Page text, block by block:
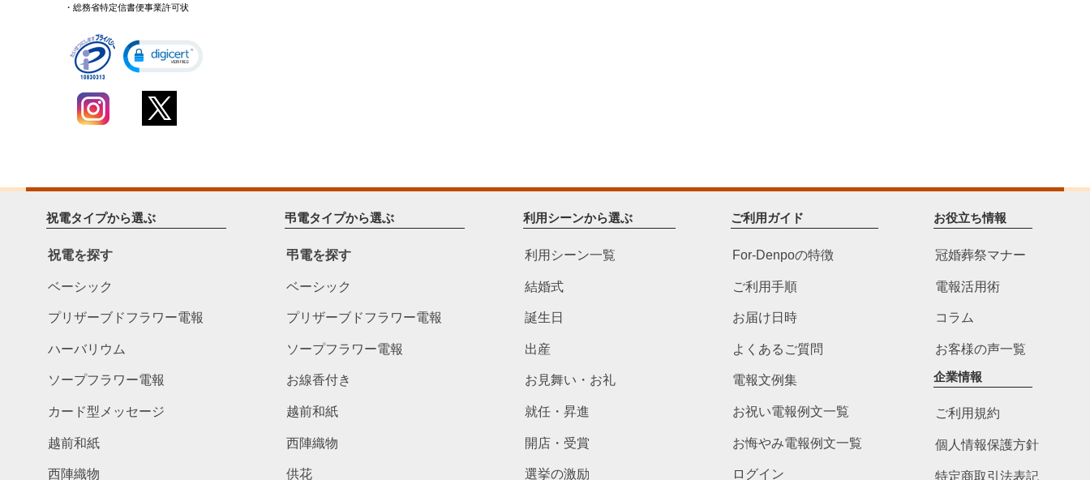
・総務省特定信書便事業許可状
祝電タイプから選ぶ
祝電を探す
ベーシック
プリザーブドフラワー電報
ハーバリウム
ソープフラワー電報
カード型メッセージ
越前和紙
西陣織物
弔電タイプから選ぶ
弔電を探す
ベーシック
プリザーブドフラワー電報
ソープフラワー電報
お線香付き
越前和紙
西陣織物
供花
利用シーンから選ぶ
利用シーン一覧
結婚式
誕生日
出産
お見舞い・お礼
就任・昇進
開店・受賞
選挙の激励
ご利用ガイド
For-Denpoの特徴
ご利用手順
お届け日時
よくあるご質問
電報文例集
お祝い電報例文一覧
お悔やみ電報例文一覧
ログイン
お役立ち情報
冠婚葬祭マナー
電報活用術
コラム
お客様の声一覧
企業情報
ご利用規約
個人情報保護方針
特定商取引法表記